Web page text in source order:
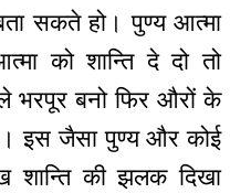
सकते हो। पुण्य आत्मा
को शान्ति दे दो तो
भरपूर बनो फिर औरों के
इस जैसा पुण्य और कोई
की झलक दिखा